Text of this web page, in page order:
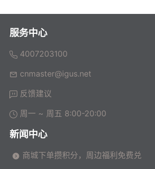
服务中心
4007203100
cnmaster@igus.net
反馈建议
周一 ~ 周五 8:00-20:00
新闻中心
商城下单攒积分，周边福利免费兑